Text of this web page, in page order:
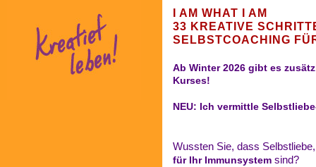
I AM WHAT I AM
33 KREATIVE
SELBSTCOACHING
Ab Winter 2026 gibt es
Kurses!
NEU: Ich vermittle
Wussten Sie, dass
für Ihr Immunsystem sind?